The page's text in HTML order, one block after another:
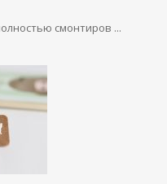
смонтиров ...